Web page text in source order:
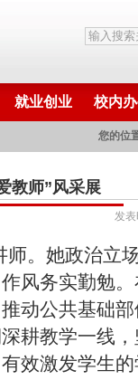
就业创业 校内
您的位
教师”风采展
发
。她政治立
风务实勤勉
动公共基础
耕教学一线
效激发学生的